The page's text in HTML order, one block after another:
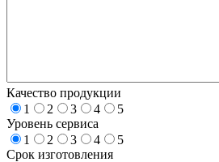
Качество продукции
1
2 3 4
5
Уровень сервиса
1
2 3 4
5
Срок изготовления